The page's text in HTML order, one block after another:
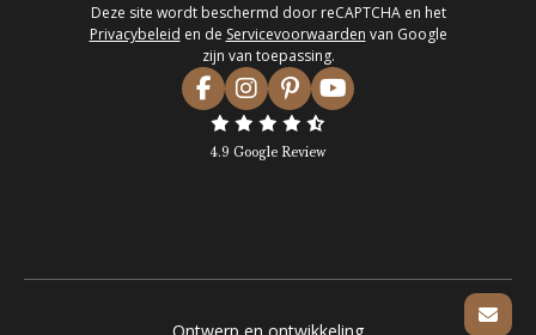
Deze site wordt beschermd door reCAPTCHA en het
Privacybeleid en de Servicevoorwaarden van Google
zijn van toepassing.
4.9 Google Review